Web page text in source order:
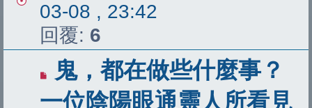
03-08 , 23:42
回覆: 6
鬼，都在做些什麼事？
一位陰陽眼通靈人所看見